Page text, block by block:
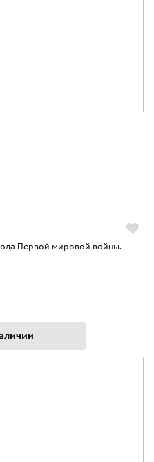
Первой мировой войны.